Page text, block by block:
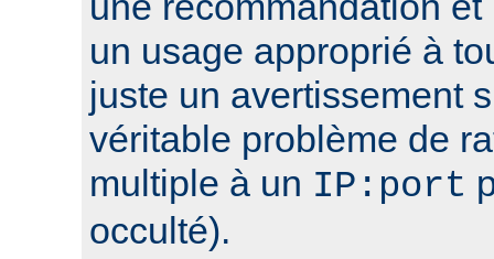
un usage approprié à
juste un avertissement
véritable problème de
multiple à un IP:port
occulté).